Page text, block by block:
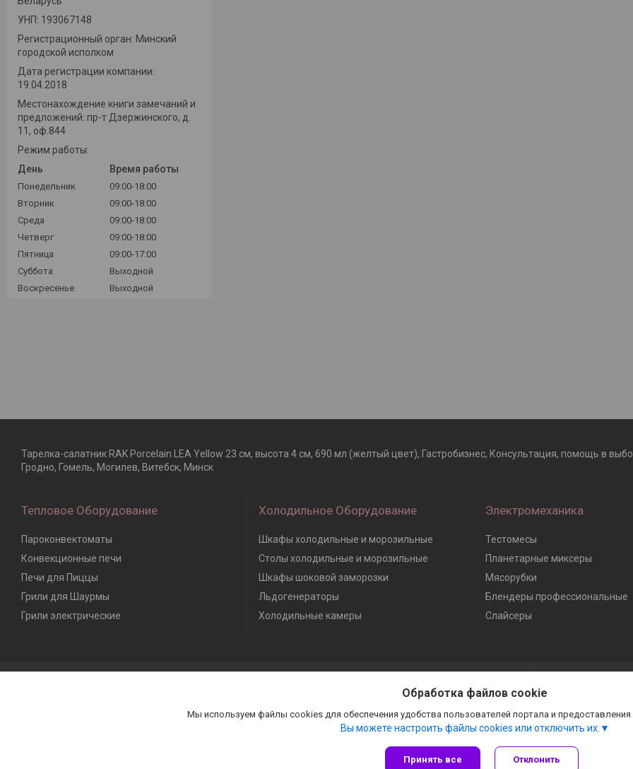
УНП: 193067148
Регистрационный орган: Минский
городской исполком
Дата регистрации компании:
19.04.2018
Местонахождение книги замечаний и
предложений: пр-т Дзержинского, д.
11, оф.844
Режим работы:
День
Время работы
Понедельник
09:00-18:00
Вторник
09:00-18:00
Среда
09:00-18:00
Четверг
09:00-18:00
Пятница
09:00-17:00
Суббота
Выходной
Воскресенье
Выходной
Тарелка-салатник RAK Porcelain LEA Yellow 23 см, высота 4 см, 690 мл (желтый цвет), Гастробизнес, Консультация, помощь в
Гродно, Гомель, Могилев, Витебск, Минск
Тепловое Оборудование
Пароконвектоматы
Конвекционные печи
Печи для Пиццы
Грили для Шаурмы
Грили электрические
Холодильное Оборудование
Шкафы холодильные и морозильные
Столы холодильные и морозильные
Шкафы шоковой заморозки
Льдогенераторы
Холодильные камеры
Электромеханика
Тестомесы
Планетарные миксеры
Мясорубки
Блендеры профессиональные
Слайсеры
Сайт создан на платформе Deal.by
Политика обработки файлов cookies
Обработка файлов cookie
Мы используем файлы cookies для обеспечения удобства пользователей портала и
Вы можете настроить файлы cookies или отключить их.
Принять все Отклонить
Гастробизнес |
Пожаловаться на контент
Select Language ▼